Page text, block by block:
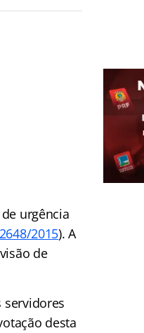
urgência
2015). A
de
servidores
desta